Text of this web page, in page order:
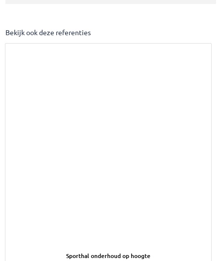
Bekijk ook deze referenties
Sporthal onderhoud op hoogte